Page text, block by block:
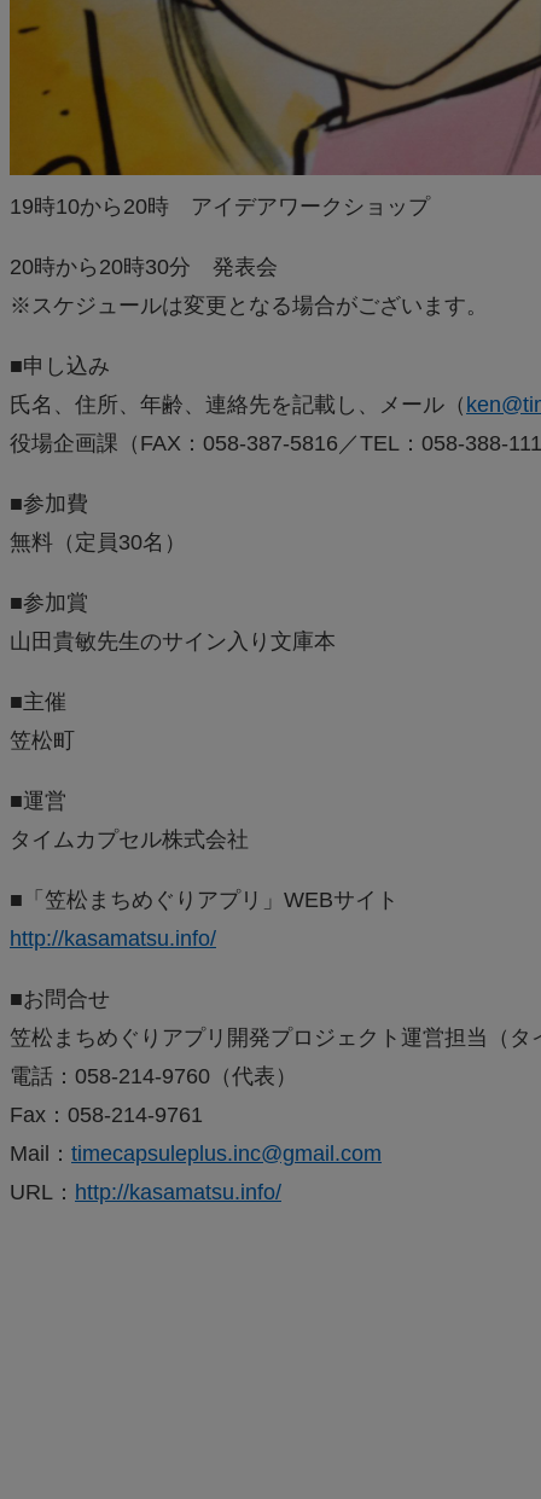
19時10から20時 アイデアワークショップ
20時から20時30分 発表会
※スケジュールは変更となる場合がございます。
■申し込み
氏名、住所、年齢、連絡先を記載し、メール（
役場企画課（FAX：058-387-5816／TEL：058-388-
■参加費
無料（定員30名）
■参加賞
山田貴敏先生のサイン入り文庫本
■主催
笠松町
■運営
タイムカプセル株式会社
■「笠松まちめぐりアプリ」WEBサイト
http://kasamatsu.info/
■お問合せ
笠松まちめぐりアプリ開発プロジェクト運営担当（
電話：058-214-9760（代表）
Fax：058-214-9761
Mail： timecapsuleplus.inc@gmail.com
URL： http://kasamatsu.info/